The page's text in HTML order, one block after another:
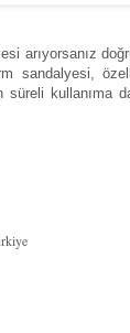
arıyorsanız
sandalyesi,
kullanıma